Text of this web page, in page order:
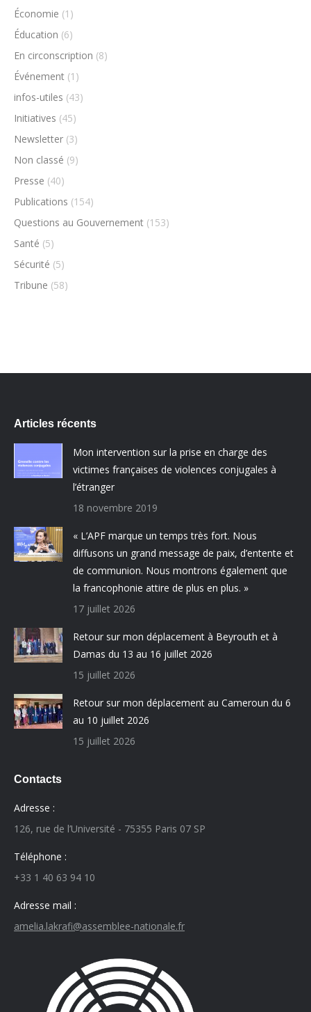
Économie (1)
Éducation (6)
En circonscription (8)
Événement (1)
infos-utiles (43)
Initiatives (45)
Newsletter (3)
Non classé (9)
Presse (40)
Publications (154)
Questions au Gouvernement (153)
Santé (5)
Sécurité (5)
Tribune (58)
Articles récents
Mon intervention sur la prise en charge des
victimes françaises de violences conjugales à
l’étranger
18 novembre 2019
« L’APF marque un temps très fort. Nous
diffusons un grand message de paix, d’entente et
de communion. Nous montrons également que
la francophonie attire de plus en plus. »
17 juillet 2026
Retour sur mon déplacement à Beyrouth et à
Damas du 13 au 16 juillet 2026
15 juillet 2026
Retour sur mon déplacement au Cameroun du 6
au 10 juillet 2026
15 juillet 2026
Contacts
Adresse :
126, rue de l’Université - 75355 Paris 07 SP
Téléphone :
+33 1 40 63 94 10
Adresse mail :
amelia.lakrafi@assemblee-nationale.fr